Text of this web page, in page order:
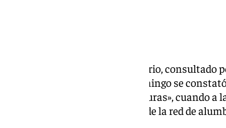
El informe técnico del Consistorio, consultado
durante la tarde del pasado domingo se
estaban «completamente a oscuras», cuando a
iluminadas por las luminarias de la red de